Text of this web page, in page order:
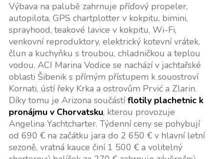
Výbava na palubě zahrnuje příďový propeler,
autopilota, GPS chartplotter v kokpitu, bimini,
sprayhood, teakové lavice v kokpitu, Wi-Fi,
venkovní reproduktory, elektrický kotevní vrátek,
člun a kuchyňku s troubou, chladničkou a teplou
vodou. ACI Marina Vodice se nachází v jachtařské
oblasti Šibenik s přímým přístupem k souostroví
Kornati, ústí řeky Krka a ostrovům Prvić a Zlarin.
Díky tomu je Arizona součástíflotily plachetnic k
pronájmu v Chorvatsku, kterou provozuje
Angelina Yachtcharter. Týdenní ceny se pohybují
od 690 € na začátku jara do 2 650 € v hlavní letní
sezoně, vratná kauce činí 1 500 € a volitelný